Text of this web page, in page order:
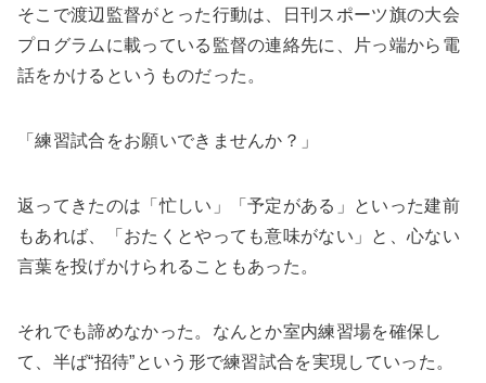
そこで渡辺監督がとった行動は、日刊スポーツ旗の大会
プログラムに載っている監督の連絡先に、片っ端から電
話をかけるというものだった。
「練習試合をお願いできませんか？」
返ってきたのは「忙しい」「予定がある」といった建前
もあれば、「おたくとやっても意味がない」と、心ない
言葉を投げかけられることもあった。
それでも諦めなかった。なんとか室内練習場を確保し
て、半ば“招待”という形で練習試合を実現していった。